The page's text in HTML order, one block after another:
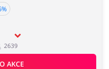
2639
AKCE